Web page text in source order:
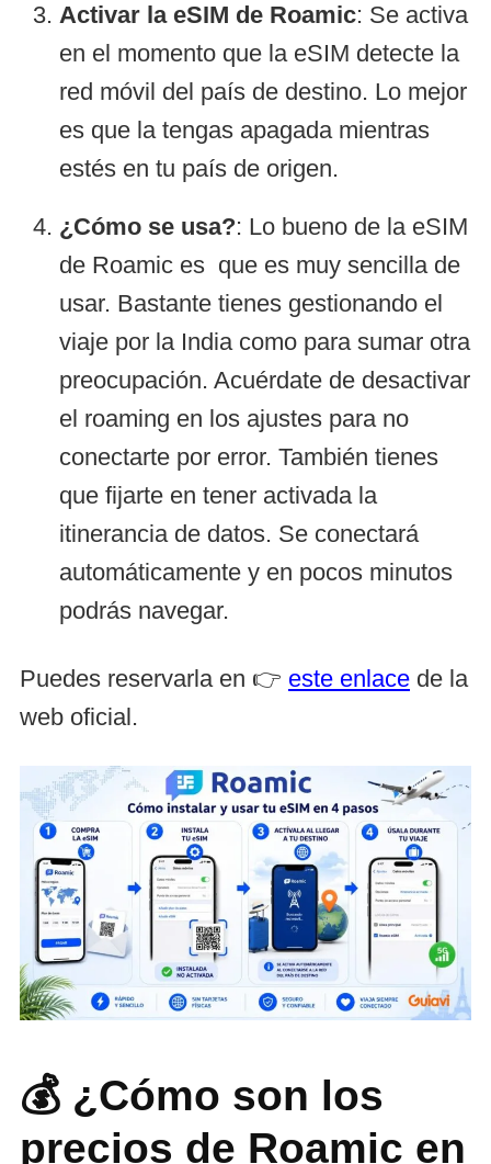
Activar la eSIM de Roamic: Se activa
en el momento que la eSIM detecte la
red móvil del país de destino. Lo mejor
es que la tengas apagada mientras
estés en tu país de origen.
¿Cómo se usa?: Lo bueno de la eSIM
de Roamic es que es muy sencilla de
usar. Bastante tienes gestionando el
viaje por la India como para sumar otra
preocupación. Acuérdate de desactivar
el roaming en los ajustes para no
conectarte por error. También tienes
que fijarte en tener activada la
itinerancia de datos. Se conectará
automáticamente y en pocos minutos
podrás navegar.
Puedes reservarla en 👉 este enlace de la
web oficial.
💰 ¿Cómo son los
precios de Roamic en